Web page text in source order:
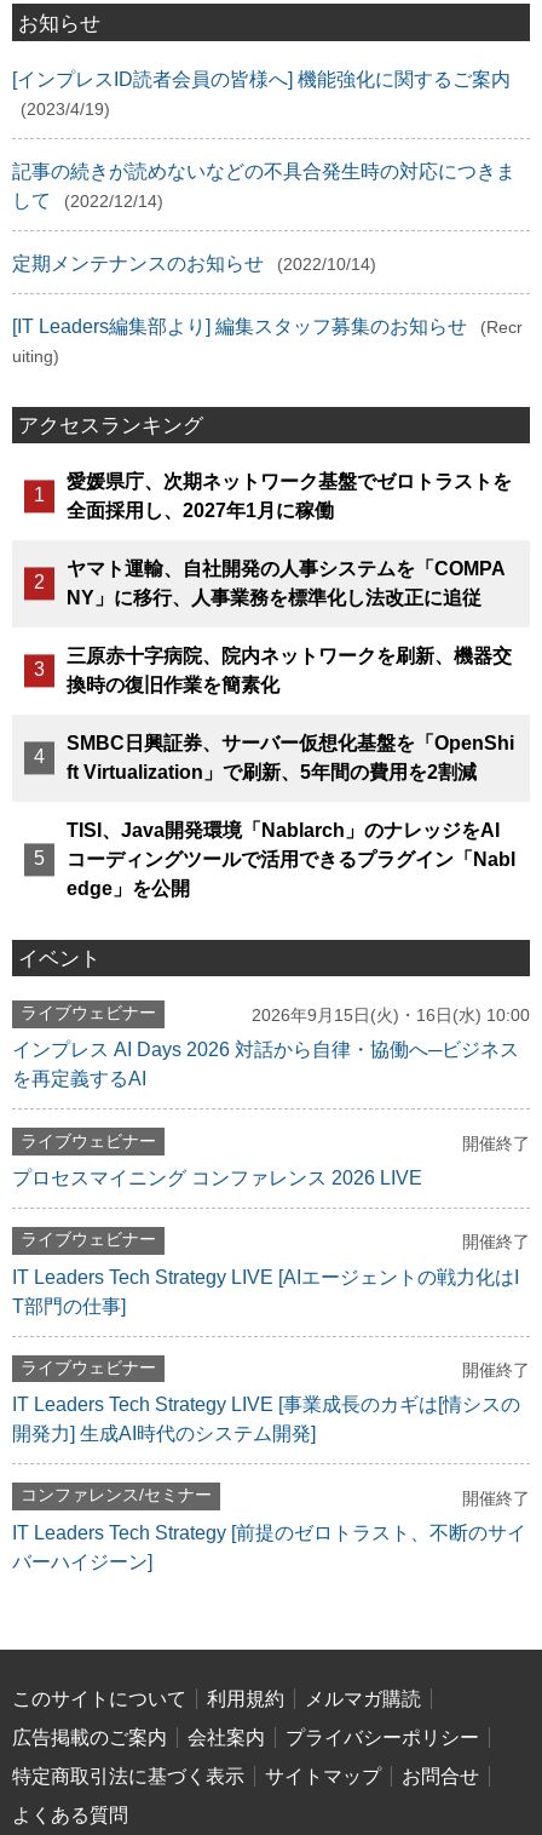
お知らせ
[インプレスID読者会員の皆様へ] 機能強化に関するご案内
(2023/4/19)
記事の続きが読めないなどの不具合発生時の対応につきま
して
(2022/12/14)
定期メンテナンスのお知らせ (2022/10/14)
[IT Leaders編集部より] 編集スタッフ募集のお知らせ
(Recr
uiting)
アクセスランキング
愛媛県庁、次期ネットワーク基盤でゼロトラストを
全面採用し、2027年1月に稼働
ヤマト運輸、自社開発の人事システムを「COMPA
NY」に移行、人事業務を標準化し法改正に追従
三原赤十字病院、院内ネットワークを刷新、機器交
換時の復旧作業を簡素化
SMBC日興証券、サーバー仮想化基盤を「OpenShi
ft Virtualization」で刷新、5年間の費用を2割減
TISI、Java開発環境「Nablarch」のナレッジをAI
コーディングツールで活用できるプラグイン「Nabl
edge」を公開
イベント
ライブウェビナー 2026年9月15日(火)・16日(水) 10:00
インプレス AI Days 2026 対話から自律・協働へ─ビジネス
を再定義するAI
ライブウェビナー 開催終了
プロセスマイニング コンファレンス 2026 LIVE
ライブウェビナー 開催終了
IT Leaders Tech Strategy LIVE [AIエージェントの戦力化はI
T部門の仕事]
ライブウェビナー 開催終了
IT Leaders Tech Strategy LIVE [事業成長のカギは[情シスの
開発力] 生成AI時代のシステム開発]
コンファレンス/セミナー 開催終了
IT Leaders Tech Strategy [前提のゼロトラスト、不断のサイ
バーハイジーン]
このサイトについて 利用規約
メルマガ購読
広告掲載のご案内
会社案内
プライバシーポリシー
特定商取引法に基づく表示
サイトマップ
お問合せ
よくある質問